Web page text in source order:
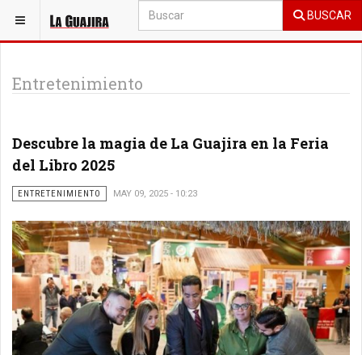
BUSCAR
ESTÁ AQUÍ: SOCIALES
Entretenimiento
Descubre la magia de La Guajira en la Feria
del Libro 2025
ENTRETENIMIENTO MAY 09, 2025 - 10:23